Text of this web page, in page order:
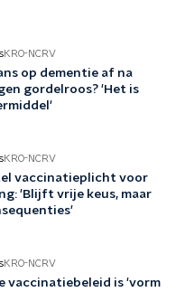
KRO-NCRV
op dementie af na
gordelroos? 'Het is
KRO-NCRV
vaccinatieplicht voor
'Blijft vrije keus, maar
KRO-NCRV
vaccinatiebeleid is 'vorm